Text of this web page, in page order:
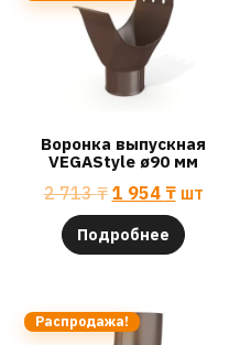
Воронка выпускная
VEGAStyle ø90 мм
2 713₸ 1 954 ₸ шт
Подробнее
Распродажа!